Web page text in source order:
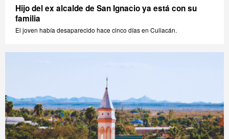
Hijo del ex alcalde de San Ignacio ya está con su
familia
El joven había desaparecido hace cinco días en Culiacán.